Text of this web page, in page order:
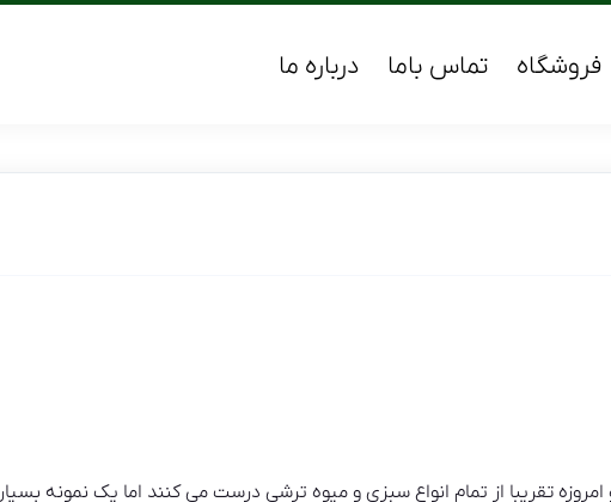
فروشگاه تماس باما درباره ما
تقریبا از تمام انواع سبزی و میوه ترشی درست می کنند اما یک نمونه بسیار